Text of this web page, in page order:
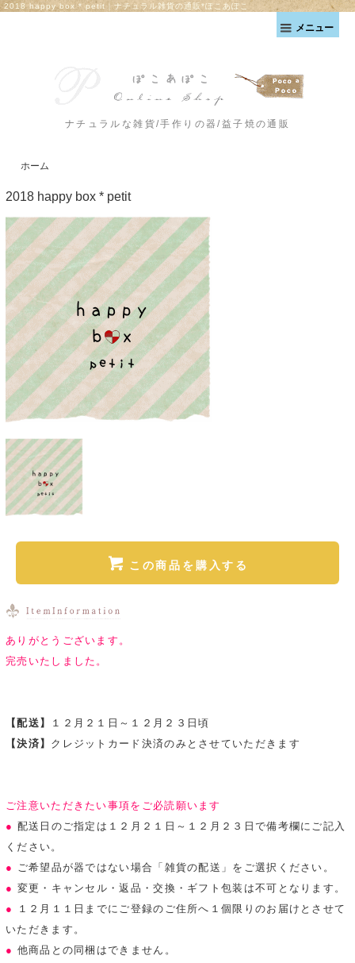
2018 happy box * petit｜ナチュラル雑貨の通販*ぽこあぽこ
メニュー
ナチュラルな雑貨/手作りの器/益子焼の通販
ホーム
2018 happy box * petit
この商品を購入する
ありがとうございます。
完売いたしました。
【配送】
１２月２１日～１２月２３日頃
【決済】 クレジットカード決済のみとさせていただきます
ご注意いただきたい事項をご必読願います
● 配送日のご指定は１２月２１日～１２月２３日で備考欄にご記入
ください。
● ご希望品が器ではない場合「雑貨の配送」をご選択ください。
● 変更・キャンセル・返品・交換・ギフト包装は不可となります。
●
１２月１１日までにご登録のご住所へ１個限りのお届けとさせて
いただきます。
● 他商品との同梱はできません。